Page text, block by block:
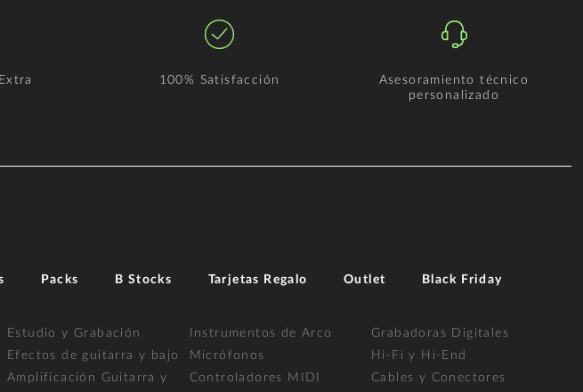
100% Satisfacción
Asesoramiento técnico
personalizado
Packs B Stocks Tarjetas Regalo Outlet Black Friday
Estudio y Grabación
Efectos de guitarra y bajo
Amplificación Guitarra y
Instrumentos de Arco
Micrófonos
Controladores MIDI
Grabadoras Digitales
Hi-Fi y Hi-End
Cables y Conectores